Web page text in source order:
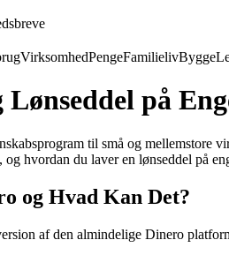
VirksomhedPengeFamilielivBygge
Lønseddel på
til små og mellemstore
hvordan du laver en lønseddel på
og Hvad Kan Det?
af den almindelige Dinero